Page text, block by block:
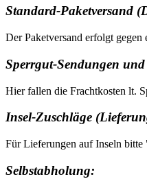
Standard-Paketversand
Der Paketversand erfolgt
Sperrgut-Sendungen
Hier fallen die Frachtkosten lt.
Insel-Zuschläge
Für Lieferungen auf Inseln
Selbstabholung: